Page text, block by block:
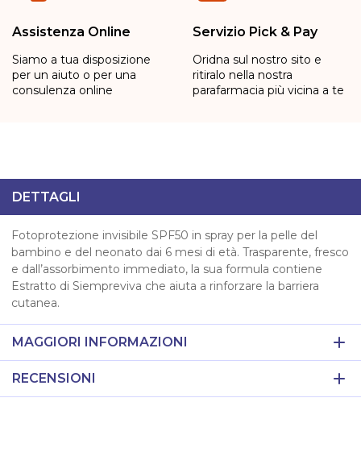
Assistenza Online
Siamo a tua disposizione
per un aiuto o per una
consulenza online
Servizio Pick & Pay
Oridna sul nostro sito e
ritiralo nella nostra
parafarmacia più vicina a te
DETTAGLI
Fotoprotezione invisibile SPF50 in spray per la pelle del
bambino e del neonato dai 6 mesi di età. Trasparente, fresco
e dall’assorbimento immediato, la sua formula contiene
Estratto di Siempreviva che aiuta a rinforzare la barriera
cutanea.
MAGGIORI INFORMAZIONI
RECENSIONI